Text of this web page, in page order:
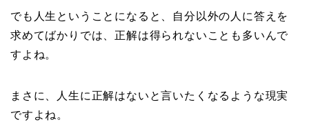
でも人生ということになると、自分以外の人に答えを
求めてばかりでは、正解は得られないことも多いんで
すよね。
まさに、人生に正解はないと言いたくなるような現実
ですよね。